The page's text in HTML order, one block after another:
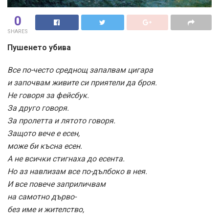
0
SHARES
Пушенето убива
Все по-често среднощ запалвам цигара
и започвам живите си приятели да броя.
Не говоря за фейсбук.
За друго говоря.
За пролетта и лятото говоря.
Защото вече е есен,
може би късна есен.
А не всички стигнаха до есента.
Но аз навлизам все по-дълбоко в нея.
И все повече заприличвам
на самотно дърво-
без име и жителство,